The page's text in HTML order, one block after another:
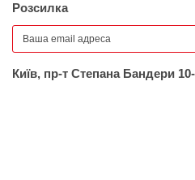
Розсилка
Київ, пр-т Степана Бандери